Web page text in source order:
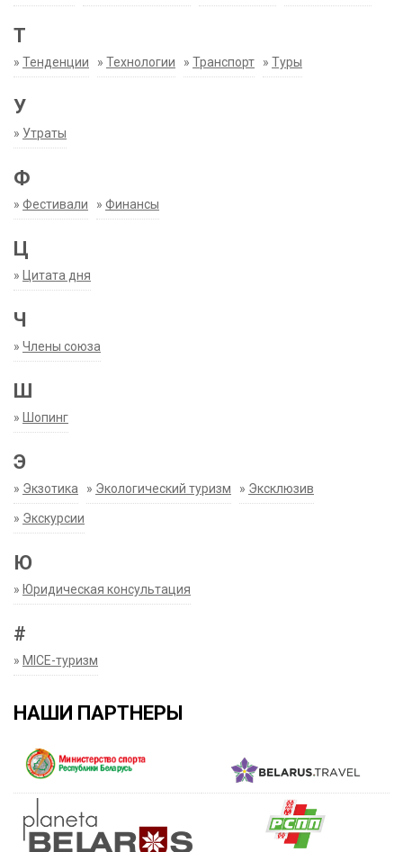
Т
» Тенденции » Технологии » Транспорт » Туры
У
» Утраты
Ф
» Фестивали » Финансы
Ц
» Цитата дня
Ч
» Члены союза
Ш
» Шопинг
Э
» Экзотика » Экологический туризм » Эксклюзив
» Экскурсии
Ю
» Юридическая консультация
#
» MICE-туризм
НАШИ ПАРТНЕРЫ